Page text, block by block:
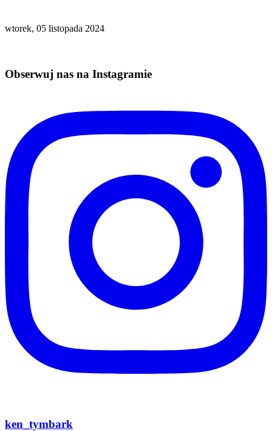
wtorek, 05 listopada 2024
Obserwuj nas na Instagramie
ken_tymbark